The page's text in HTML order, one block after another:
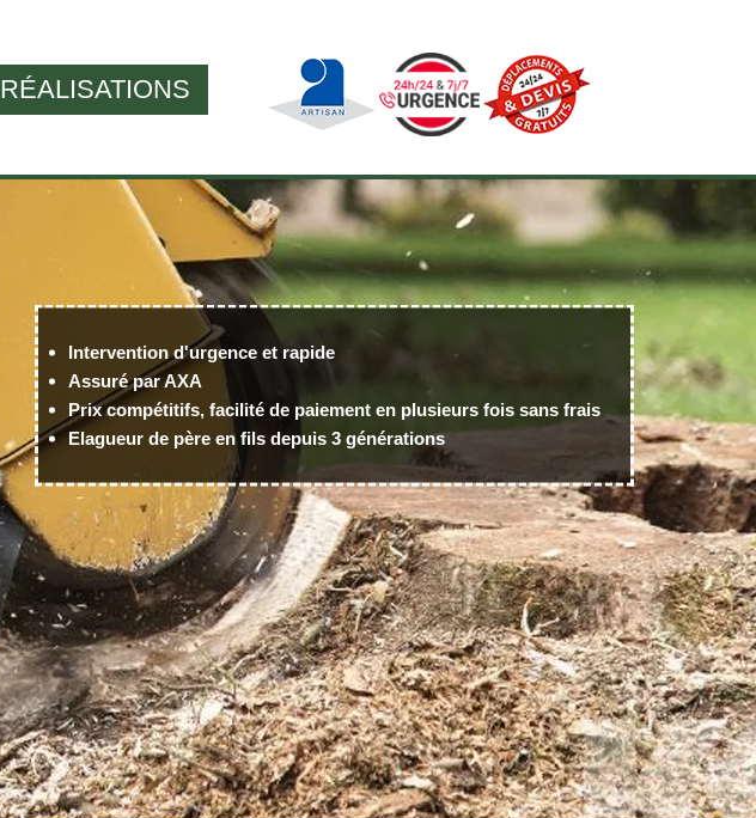
RÉALISATIONS
Intervention d'urgence et rapide
Assuré par AXA
Prix compétitifs, facilité de paiement en plusieurs fois sans frais
Elagueur de père en fils depuis 3 générations